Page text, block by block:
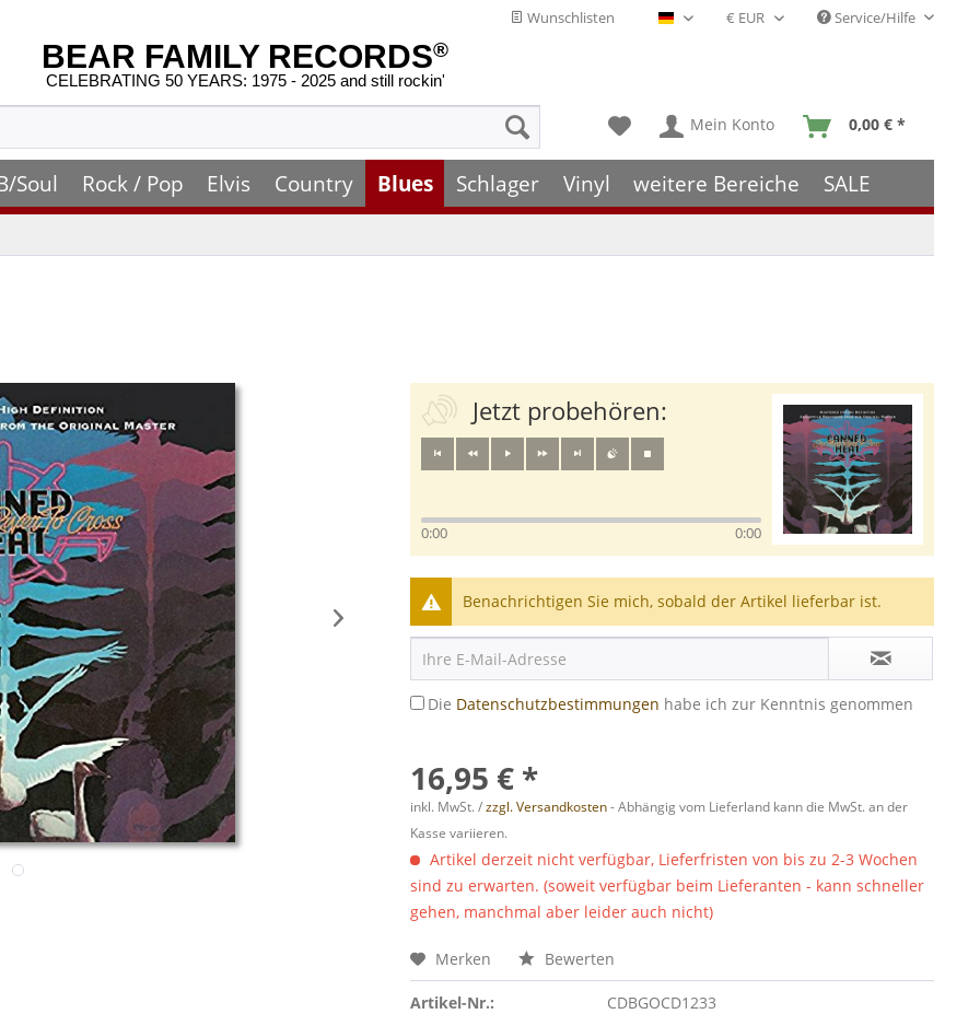
Wunschlisten Deutsch - DE Service/Hilfe
BEAR FAMILY RECORDS®
CELEBRATING 50 YEARS: 1975 - 2025 and still rockin'
Mein Konto 0,00 € *
Soul Rock / Pop Elvis Country Blues Schlager Vinyl weitere Bereiche SALE
Jetzt probehören:
0:00 0:00
Benachrichtigen Sie mich, sobald der Artikel lieferbar ist.
Die Datenschutzbestimmungen habe ich zur Kenntnis genommen
16,95 € *
inkl. MwSt. /zzgl. Versandkosten- Abhängig vom Lieferland kann die MwSt. an der
Kasse variieren.
Artikel derzeit nicht verfügbar, Lieferfristen von bis zu 2-3 Wochen
sind zu erwarten. (soweit verfügbar beim Lieferanten - kann schneller
gehen, manchmal aber leider auch nicht)
Merken Bewerten
Artikel-Nr.:
CDBGOCD1233